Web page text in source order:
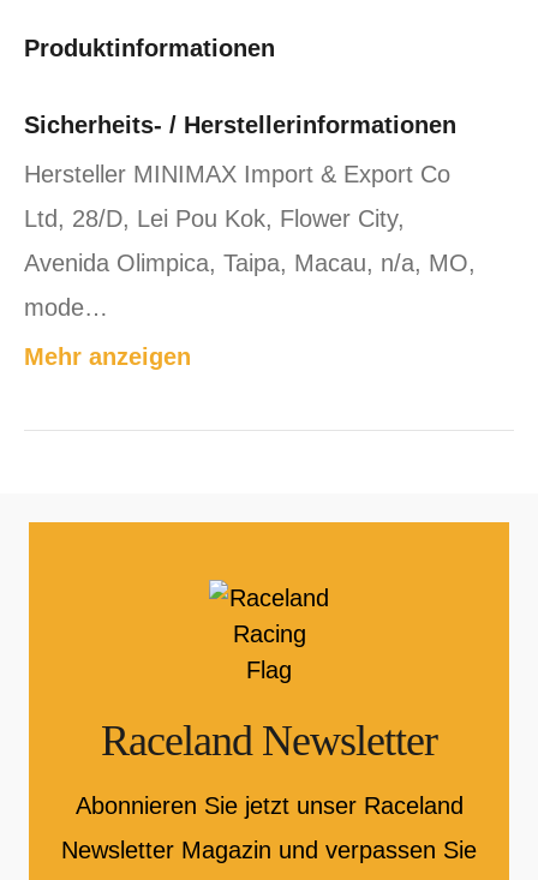
Produktinformationen
Sicherheits- / Herstellerinformationen
Hersteller MINIMAX Import & Export Co
Ltd, 28/D, Lei Pou Kok, Flower City,
Avenida Olimpica, Taipa, Macau, n/a, MO,
mode…
Mehr anzeigen
Raceland Newsletter
Abonnieren Sie jetzt unser Raceland
Newsletter Magazin und verpassen Sie